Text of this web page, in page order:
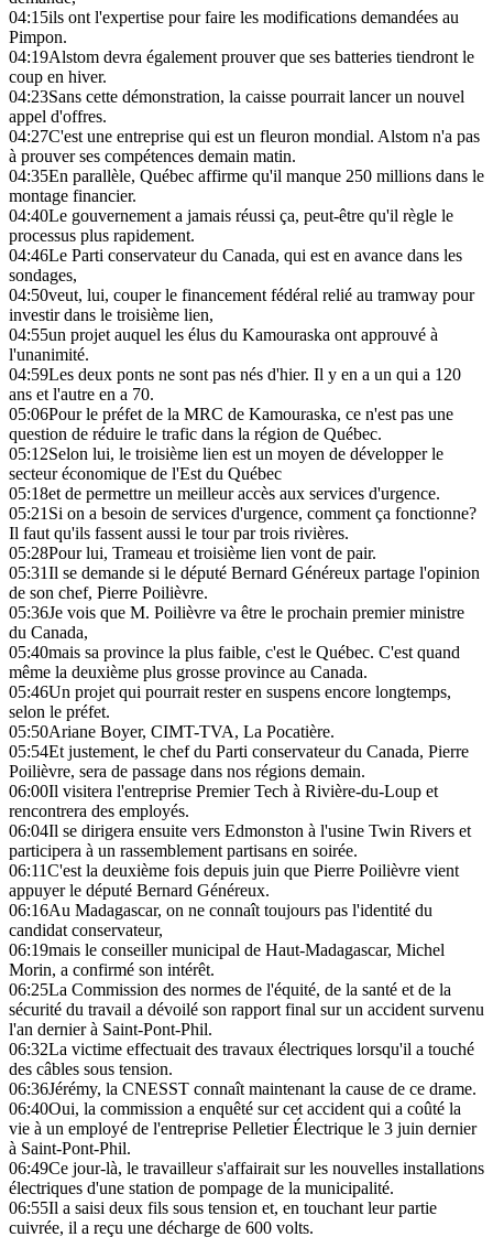
04:15ils ont l'expertise pour faire les modifications demandées au
Pimpon.
04:19Alstom devra également prouver que ses batteries tiendront le
coup en hiver.
04:23Sans cette démonstration, la caisse pourrait lancer un nouvel
appel d'offres.
04:27C'est une entreprise qui est un fleuron mondial. Alstom n'a pas
à prouver ses compétences demain matin.
04:35En parallèle, Québec affirme qu'il manque 250 millions dans le
montage financier.
04:40Le gouvernement a jamais réussi ça, peut-être qu'il règle le
processus plus rapidement.
04:46Le Parti conservateur du Canada, qui est en avance dans les
sondages,
04:50veut, lui, couper le financement fédéral relié au tramway pour
investir dans le troisième lien,
04:55un projet auquel les élus du Kamouraska ont approuvé à
l'unanimité.
04:59Les deux ponts ne sont pas nés d'hier. Il y en a un qui a 120
ans et l'autre en a 70.
05:06Pour le préfet de la MRC de Kamouraska, ce n'est pas une
question de réduire le trafic dans la région de Québec.
05:12Selon lui, le troisième lien est un moyen de développer le
secteur économique de l'Est du Québec
05:18et de permettre un meilleur accès aux services d'urgence.
05:21Si on a besoin de services d'urgence, comment ça fonctionne?
Il faut qu'ils fassent aussi le tour par trois rivières.
05:28Pour lui, Trameau et troisième lien vont de pair.
05:31Il se demande si le député Bernard Généreux partage l'opinion
de son chef, Pierre Poilièvre.
05:36Je vois que M. Poilièvre va être le prochain premier ministre
du Canada,
05:40mais sa province la plus faible, c'est le Québec. C'est quand
même la deuxième plus grosse province au Canada.
05:46Un projet qui pourrait rester en suspens encore longtemps,
selon le préfet.
05:50Ariane Boyer, CIMT-TVA, La Pocatière.
05:54Et justement, le chef du Parti conservateur du Canada, Pierre
Poilièvre, sera de passage dans nos régions demain.
06:00Il visitera l'entreprise Premier Tech à Rivière-du-Loup et
rencontrera des employés.
06:04Il se dirigera ensuite vers Edmonston à l'usine Twin Rivers et
participera à un rassemblement partisans en soirée.
06:11C'est la deuxième fois depuis juin que Pierre Poilièvre vient
appuyer le député Bernard Généreux.
06:16Au Madagascar, on ne connaît toujours pas l'identité du
candidat conservateur,
06:19mais le conseiller municipal de Haut-Madagascar, Michel
Morin, a confirmé son intérêt.
06:25La Commission des normes de l'équité, de la santé et de la
sécurité du travail a dévoilé son rapport final sur un accident survenu
l'an dernier à Saint-Pont-Phil.
06:32La victime effectuait des travaux électriques lorsqu'il a touché
des câbles sous tension.
06:36Jérémy, la CNESST connaît maintenant la cause de ce drame.
06:40Oui, la commission a enquêté sur cet accident qui a coûté la
vie à un employé de l'entreprise Pelletier Électrique le 3 juin dernier
à Saint-Pont-Phil.
06:49Ce jour-là, le travailleur s'affairait sur les nouvelles installations
électriques d'une station de pompage de la municipalité.
06:55Il a saisi deux fils sous tension et, en touchant leur partie
cuivrée, il a reçu une décharge de 600 volts.